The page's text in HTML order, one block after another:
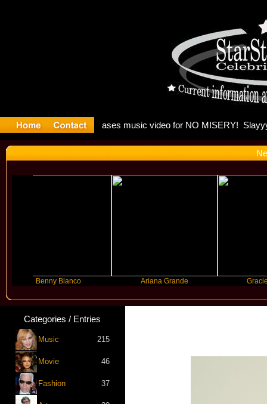
Benny Blanco Ariana Grande Gracie
Categories / Entries
Music 215
Movie 46
Fashion 37